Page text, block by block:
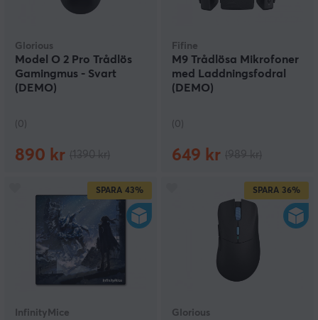
Glorious
Model O 2 Pro Trådlös
Gamingmus - Svart
(DEMO)
(0)
890 kr
Fifine
M9 Trådlösa Mikrofoner
med Laddningsfodral
(DEMO)
(0)
649 kr
SPARA 43%
InfinityMice
SPARA 36%
Glorious